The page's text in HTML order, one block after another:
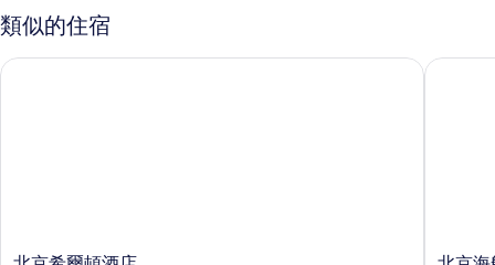
所
有
相
主
題
房
類似的住宿
北
北京希爾頓酒店
北
北京海